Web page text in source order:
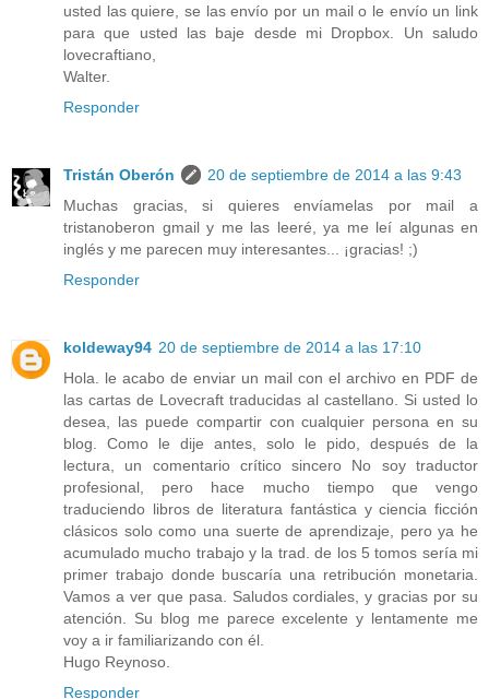
usted las quiere, se las envío por un mail o le envío un link
para que usted las baje desde mi Dropbox. Un saludo
lovecraftiano,
Walter.
Responder
Tristán Oberón
20 de septiembre de 2014 a las 9:43
Muchas gracias, si quieres envíamelas por mail a
tristanoberon gmail y me las leeré, ya me leí algunas en
inglés y me parecen muy interesantes... ¡gracias! ;)
Responder
koldeway94 20 de septiembre de 2014 a las 17:10
Hola. le acabo de enviar un mail con el archivo en PDF de
las cartas de Lovecraft traducidas al castellano. Si usted lo
desea, las puede compartir con cualquier persona en su
blog. Como le dije antes, solo le pido, después de la
lectura, un comentario crítico sincero No soy traductor
profesional, pero hace mucho tiempo que vengo
traduciendo libros de literatura fantástica y ciencia ficción
clásicos solo como una suerte de aprendizaje, pero ya he
acumulado mucho trabajo y la trad. de los 5 tomos sería mi
primer trabajo donde buscaría una retribución monetaria.
Vamos a ver que pasa. Saludos cordiales, y gracias por su
atención. Su blog me parece excelente y lentamente me
voy a ir familiarizando con él.
Hugo Reynoso.
Responder